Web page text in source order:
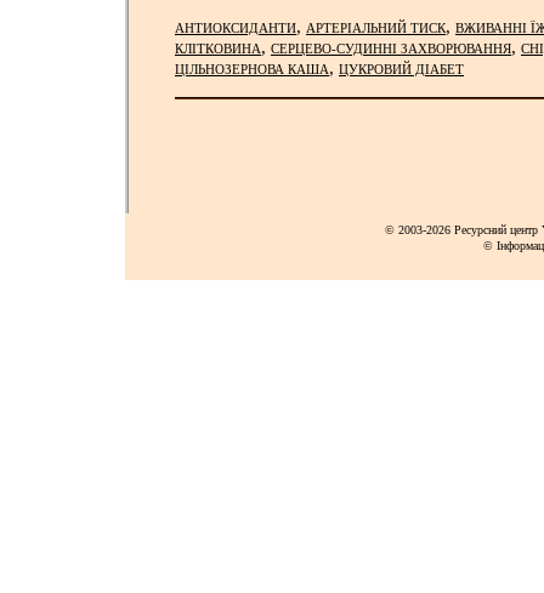
АНТИОКСИДАНТИ, АРТЕРІАЛЬНИЙ ТИСК, ВЖИВАННІ
КЛІТКОВИНА, СЕРЦЕВО-СУДИННІ ЗАХВОРЮВАННЯ,
ЦІЛЬНОЗЕРНОВА КАША, ЦУКРОВИЙ ДІАБЕТ
© 2003-2026 Ресурсний
©